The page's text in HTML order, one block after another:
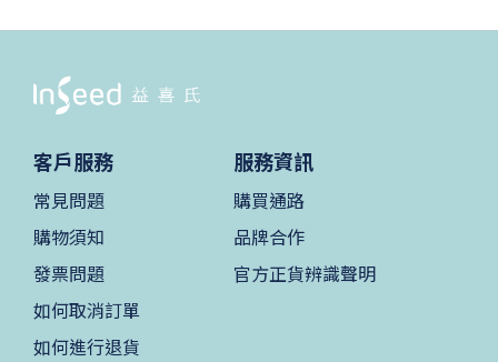
客戶服務
常見問題
購物須知
發票問題
如何取消訂單
如何進行退貨
服務資訊
購買通路
品牌合作
官方正貨辨識聲明